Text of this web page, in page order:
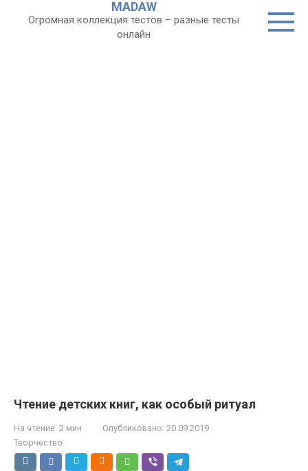
MADAW
Огромная коллекция тестов – разные тесты
онлайн
Чтение детских книг, как особый ритуал
На чтение: 2 мин Опубликовано: 20.09.2019
Творчество